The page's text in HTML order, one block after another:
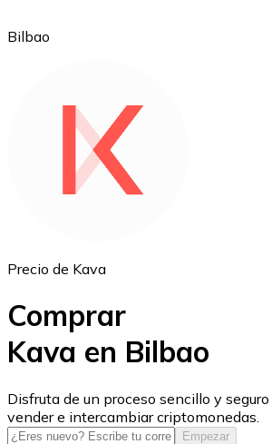
Ethereum
USD Coin
USDC
Bilbao
Precio de Kava
Comprar
Kava en Bilbao
Disfruta de un proceso sencillo y
vender e intercambiar criptomonedas.
Empezar